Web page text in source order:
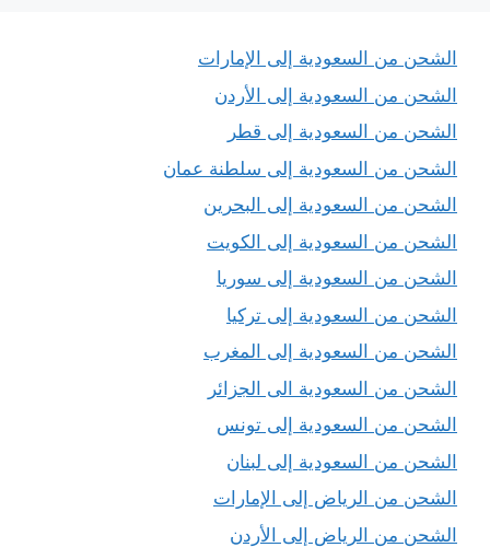
الشحن من السعودية إلى الإمارات
الشحن من السعودية إلى الأردن
الشحن من السعودية إلى قطر
الشحن من السعودية إلى سلطنة عمان
الشحن من السعودية إلى البحرين
الشحن من السعودية إلى الكويت
الشحن من السعودية إلى سوريا
الشحن من السعودية إلى تركيا
الشحن من السعودية إلى المغرب
الشحن من السعودية الى الجزائر
الشحن من السعودية إلى تونس
الشحن من السعودية إلى لبنان
الشحن من الرياض إلى الإمارات
الشحن من الرياض إلى الأردن